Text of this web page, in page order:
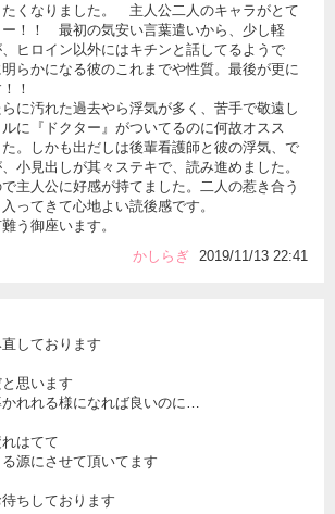
くなりました。 主人公二人のキャラがとて
ー！！ 最初の気安い言葉遣いから、少し軽
ヒロイン以外にはキチンと話してるようで
明らかになる彼のこれまでや性質。最後が更に
！
に汚れた過去やら浮気が多く、苦手で敬遠し
に『ドクター』がついてるのに何故オスス
。しかも出だしは後輩看護師と彼の浮気、で
小見出しが其々ステキで、読み進めました。
主人公に好感が持てました。二人の惹き合う
ってきて心地よい読後感です。
う御座います。
かしらぎ
2019/11/13 22:41
しております
思います
れれる様になれば良いのに…
はてて
源にさせて頂いてます
ちしております